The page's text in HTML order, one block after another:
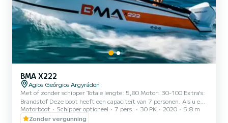
BMA X222
Agios Geórgios Argyrádon
Met of zonder schipper Totale lengte: 5,80 Motor: 30-100 Extra's:
Brandstof Deze boot heeft een capaciteit van 7 personen. Als u een
schipper nodig heeft, biedt de boot plaats aan 6 personen + 1
schipper. Buitenuitrusting: Luifel, Zonnedek op de boeg Inclusief:
Motorboot Schipper optioneel 7 pers. 30 PK 2020
5.8 m
Zonder vergunning